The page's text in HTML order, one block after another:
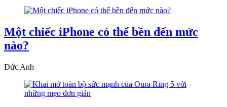
Một chiếc iPhone có thể bền đến mức
nào?
Đức Anh